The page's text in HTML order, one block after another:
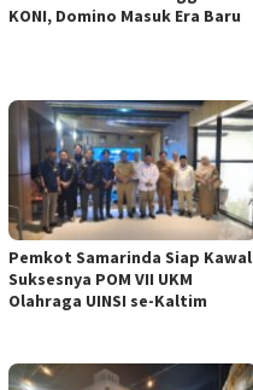
KONI, Domino Masuk Era Baru
Pemkot Samarinda Siap Kawal
Suksesnya POM VII UKM
Olahraga UINSI se-Kaltim